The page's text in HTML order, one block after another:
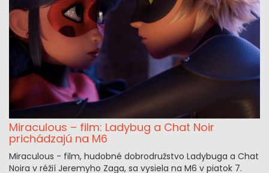
Miraculous – film: Ladybug a Chat Noir
prichádzajú na M6
Miraculous - film, hudobné dobrodružstvo Ladybuga a Chat
Noira v réžií Jeremyho Zaga, sa vysiela na M6 v piatok 7.